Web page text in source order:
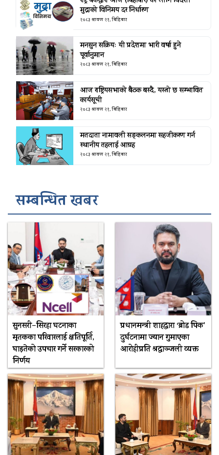
मुद्राको विनिमय दर निर्धारण
२०८३ श्रावण २१, बिहिबार
मनसुन सक्रियः यी प्रदेशमा भारी वर्षा हुने
पूर्वानुमान
२०८३ श्रावण २१, बिहिबार
आज राष्ट्रियसभाको बैठक बस्दै, यस्तो छ सम्भावित
कार्यसूची
२०८३ श्रावण २१, बिहिबार
मतदाता नामावली सङ्कलनमा सहजीकरण गर्न
स्थानीय तहलाई आग्रह
२०८३ श्रावण २१, बिहिबार
सम्बन्धित खबर
सुनसरी–सिरहा घटनाका
मृतकका परिवारलाई क्षतिपूर्ति,
घाइतेको उपचार गर्ने सरकारको
निर्णय
प्रधानमन्त्री शाहद्वारा ‘ब्रोड पिक’
दुर्घटनामा ज्यान गुमाएका
आरोहीप्रति श्रद्धाञ्जली व्यक्त